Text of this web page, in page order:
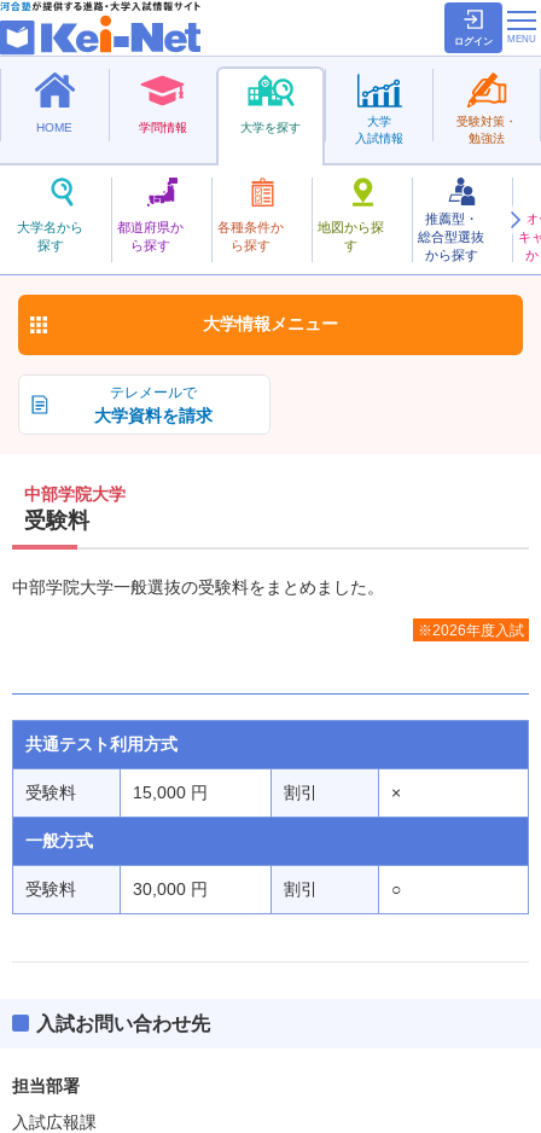
ログイン
HOME 学問情報 大学を探す
大学名から
探す
都道府県か
ら探す
各種条件か
ら探す
地図から探
す
推薦型・
総合型選抜
から探す
キ
か
大学
入試情報
受験対策・
勉強法
私立
ちゅうぶがくいん
中部学院大学 お気に入り
テレメールで
大学資料を請求
大学情報 メニュー
中部学院大学
受験料
中部学院大学一般選抜の受験料をまとめました。
※2026年度入試
共通テスト利用方式
受験料 15,000 円 割引 ×
一般方式
受験料 30,000 円 割引 ○
入試お問い合わせ先
担当部署
入試広報課